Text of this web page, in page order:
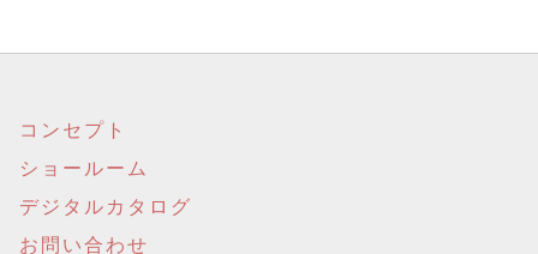
コンセプト
ショールーム
デジタルカタログ
お問い合わせ